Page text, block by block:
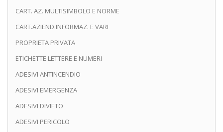
CART. AZ. MULTISIMBOLO E NORME
CART.AZIEND.INFORMAZ. E VARI
PROPRIETA PRIVATA
ETICHETTE LETTERE E NUMERI
ADESIVI ANTINCENDIO
ADESIVI EMERGENZA
ADESIVI DIVIETO
ADESIVI PERICOLO